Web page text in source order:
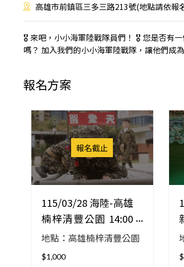
高雄市前鎮區三多三路213號(地點請依報
🎖️ 來吧，小小海軍陸戰隊員們！ 🎖️ 您是否有
嗎？ 加入我們的小小海軍陸戰隊，讓他們成
報名方案
報名截止
115/03/28 海陸-高雄
楠梓清豐公園 14:00
報到
地點：高雄楠梓清豐公園
$1,000